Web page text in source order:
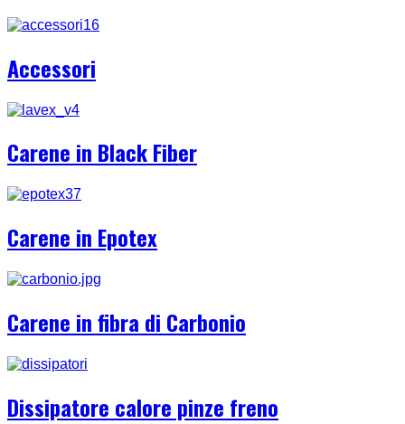
Accessori
Carene in Black Fiber
Carene in Epotex
Carene in fibra di Carbonio
Dissipatore calore pinze freno